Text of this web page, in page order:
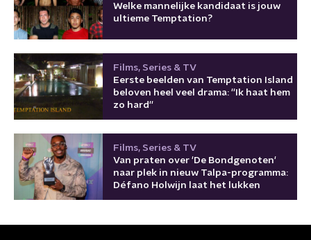
Welke mannelijke kandidaat is jouw
ultieme Temptation?
Films, Series & TV
Eerste beelden van Temptation Island
beloven heel veel drama: ''Ik haat hem
zo hard''
Films, Series & TV
Van praten over 'De Bondgenoten'
naar plek in nieuw Talpa-programma:
Défano Holwijn laat het lukken